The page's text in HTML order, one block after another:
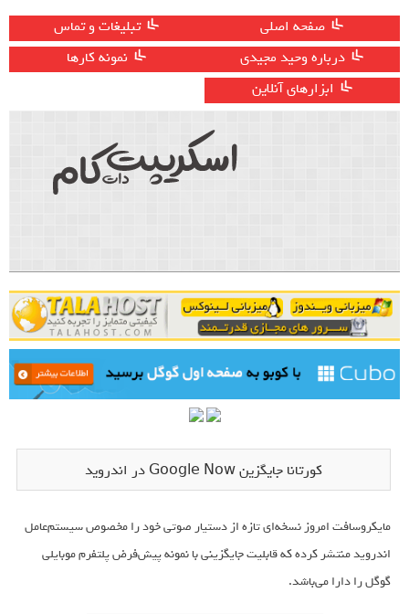
صفحه اصلی
تبلیغات و تماس
درباره وحید مجیدی
نمونه کارها
ابزارهای آنلاین
کورتانا جایگزین Google Now در اندروید
مایکروسافت امروز نسخه‌ای تازه از دستیار صوتی خود را مخصوص سیستم‌عامل
اندروید منتشر کرده که قابلیت جایگزینی با نمونه پیش‌فرض پلتفرم موبایلی
گوگل را دارا می‌باشد.